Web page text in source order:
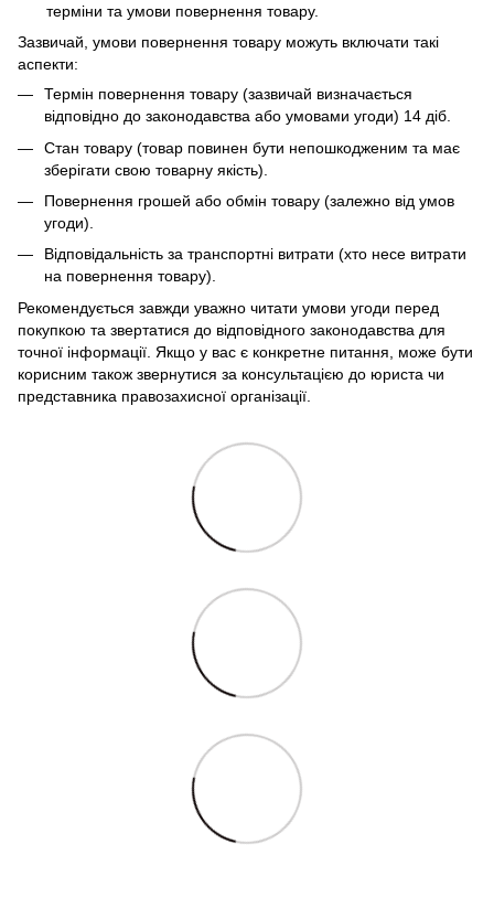
терміни та умови повернення товару.
Зазвичай, умови повернення товару можуть включати такі
аспекти:
Термін повернення товару (зазвичай визначається
відповідно до законодавства або умовами угоди) 14 діб.
Стан товару (товар повинен бути непошкодженим та має
зберігати свою товарну якість).
Повернення грошей або обмін товару (залежно від умов
угоди).
Відповідальність за транспортні витрати (хто несе витрати
на повернення товару).
Рекомендується завжди уважно читати умови угоди перед
покупкою та звертатися до відповідного законодавства для
точної інформації. Якщо у вас є конкретне питання, може бути
корисним також звернутися за консультацією до юриста чи
представника правозахисної організації.